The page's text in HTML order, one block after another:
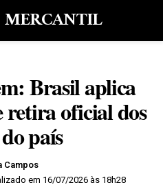
Brasil aplica
retira oficial dos
país
Campos
em 16/07/2026 às 18h28